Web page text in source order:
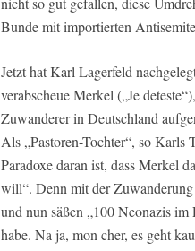
Bunde mit importierten
Jetzt hat Karl Lagerfeld
verabscheue Merkel („Je
Zuwanderer in Deutschland
Als „Pastoren-Tochter“, so
Paradoxe daran ist, dass Merkel
will“. Denn mit der
und nun säßen „100 Neonazis
habe. Na ja, mon cher, es geht